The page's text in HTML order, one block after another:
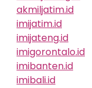
akmiljatim.id
imijatim.id
imijateng.id
imigorontalo.id
imibanten.id
imibali.id